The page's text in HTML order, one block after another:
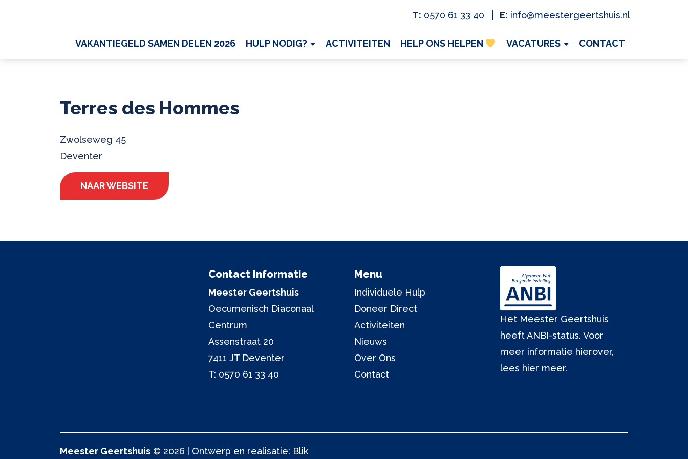
T: 0570 61 33 40 E: info@meestergeertshuis.nl
VAKANTIEGELD SAMEN DELEN 2026 HULP NODIG? ACTIVITEITEN HELP ONS HELPEN VACATURES CONTACT
Terres des Hommes
Zwolseweg 45
Deventer
NAAR WEBSITE
Contact Informatie
Meester Geertshuis
Oecumenisch Diaconaal
Centrum
Assenstraat 20
7411 JT Deventer
T: 0570 61 33 40
Menu
Individuele Hulp
Doneer Direct
Activiteiten
Nieuws
Over Ons
Contact
Het Meester Geertshuis
heeft ANBI-status. Voor
meer informatie hierover,
lees hier meer.
Meester Geertshuis © 2026 | Ontwerp en realisatie: Blik